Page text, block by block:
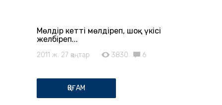
Мөлдір кетті мөлдіреп, шоқ үкісі
желбіреп...
2011 ж. 27 қаңтар 3830 6
ҚОҒАМ